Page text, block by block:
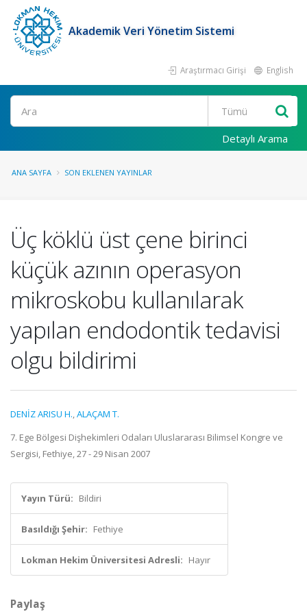
Akademik Veri Yönetim Sistemi
Araştırmacı Girişi English
Ara
Detaylı Arama
ANA SAYFA SON EKLENEN YAYINLAR
Üç köklü üst çene birinci
küçük azının operasyon
mikroskobu kullanılarak
yapılan endodontik tedavisi
olgu bildirimi
DENİZ ARISU H.,ALAÇAM T.
7. Ege Bölgesi Dişhekimleri Odaları Uluslararası Bilimsel Kongre ve
Sergisi, Fethiye, 27 - 29 Nisan 2007
Yayın Türü: Bildiri
Basıldığı Şehir: Fethiye
Lokman Hekim Üniversitesi Adresli: Hayır
Paylaş